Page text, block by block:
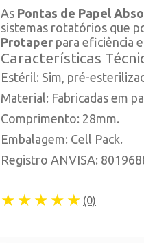
As Pontas de Papel
sistemas rotatórios que
Protaper para eficiência
Características
Estéril: Sim, pré-
Material: Fabricadas em
Comprimento: 28mm.
Embalagem: Cell Pack.
Registro ANVISA:
★★★★★ (0)